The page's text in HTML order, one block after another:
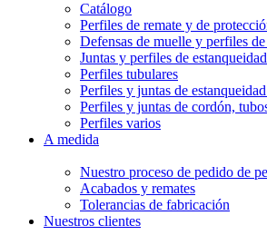
Catálogo
Perfiles de remate y de
Defensas de muelle y perfiles
Juntas y perfiles de estanqueidad
Perfiles tubulares
Perfiles y juntas de
Perfiles y juntas de cordón,
Perfiles varios
A medida
Nuestro proceso de pedido de
Acabados y remates
Tolerancias de fabricación
Nuestros clientes